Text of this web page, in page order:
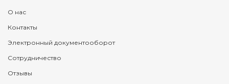
О нас
Контакты
Электронный документооборот
Сотрудничество
Отзывы